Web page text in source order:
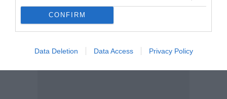
CONFIRM
Data Deletion Data Access Privacy Policy